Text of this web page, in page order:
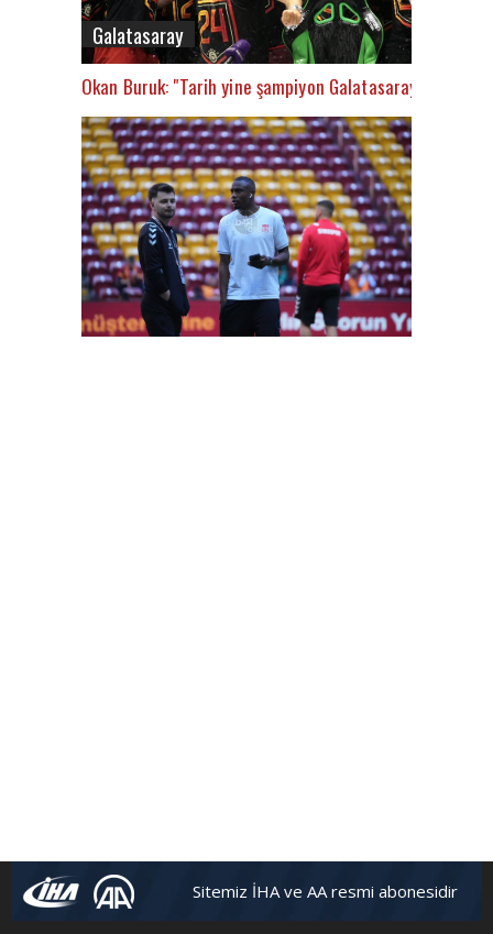
Galatasaray
Okan Buruk: "Tarih yine şampiyon Galatasaray’ı
Sitemiz İHA ve AA resmi abonesidir